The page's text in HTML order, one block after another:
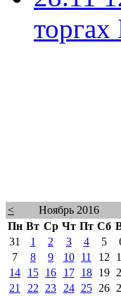
<
Ноябрь 2016
Пн Вт Ср Чт Пт Сб
31
1 2 3 4 5
7
8 9 10 11 12
14
15 16 17 18 19
21
22 23 24 25 26